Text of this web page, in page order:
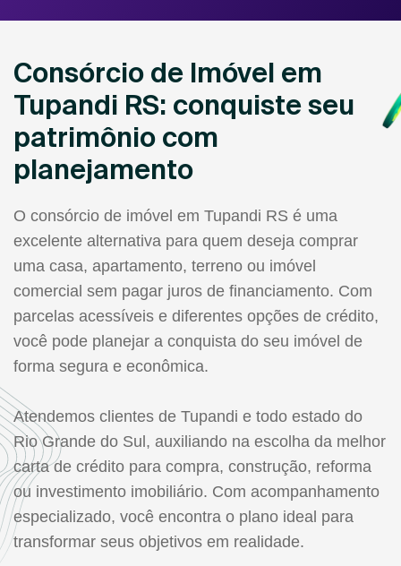
Consórcio de Imóvel em
Tupandi RS: conquiste seu
patrimônio com
planejamento
O consórcio de imóvel em Tupandi RS é uma
excelente alternativa para quem deseja comprar
uma casa, apartamento, terreno ou imóvel
comercial sem pagar juros de financiamento. Com
parcelas acessíveis e diferentes opções de crédito,
você pode planejar a conquista do seu imóvel de
forma segura e econômica.
Atendemos clientes de Tupandi e todo estado do
Rio Grande do Sul, auxiliando na escolha da melhor
carta de crédito para compra, construção, reforma
ou investimento imobiliário. Com acompanhamento
especializado, você encontra o plano ideal para
transformar seus objetivos em realidade.